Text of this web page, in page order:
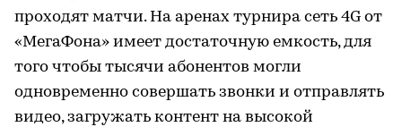
проходят матчи. На аренах турнира сеть 4G от
«МегаФона» имеет достаточную емкость, для
того чтобы тысячи абонентов могли
одновременно совершать звонки и отправлять
видео, загружать контент на высокой